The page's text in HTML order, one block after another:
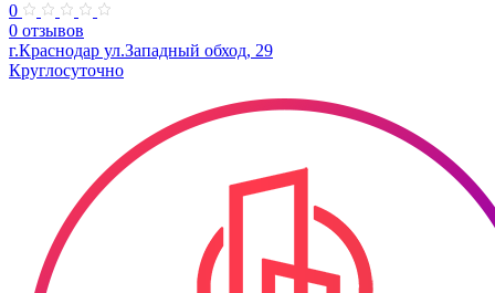
0
0 отзывов
г.Краснодар ул.Западный обход, 29
Круглосуточно